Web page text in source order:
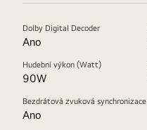
Dolby Digital Decoder
Ano
Hudební výkon (Watt)
90W
Bezdrátová zvuková synchronizace
Ano